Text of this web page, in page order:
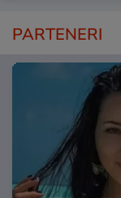
PARTENERI